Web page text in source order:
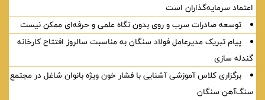
اعتماد سرمایه‌گذاران است
توسعه صادرات سرب و روی بدون نگاه علمی و حرفه‌ای ممکن نیست
پیام تبریک مدیرعامل فولاد سنگان به مناسبت سالروز افتتاح کارخانه
گندله سازی
برگزاری کلاس آموزشی آشنایی با فشار خون ویژه بانوان شاغل در مجتمع
سنگ‌آهن سنگان